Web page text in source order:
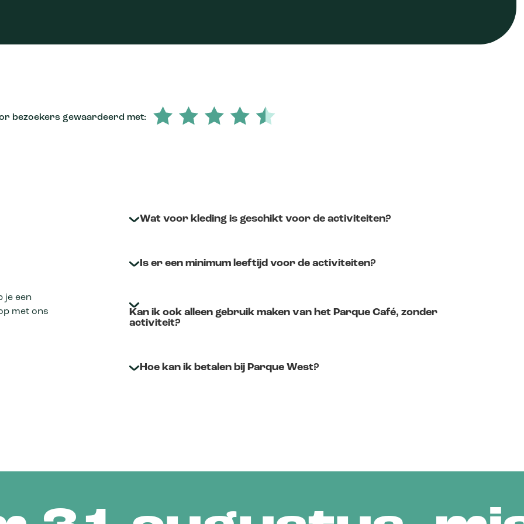
bezoekers gewaardeerd met:
je een
met ons
Wat voor kleding is geschikt voor de activiteiten?
Is er een minimum leeftijd voor de activiteiten?
Kan ik ook alleen gebruik maken van het Parque Café, zonder
activiteit?
Hoe kan ik betalen bij Parque West?